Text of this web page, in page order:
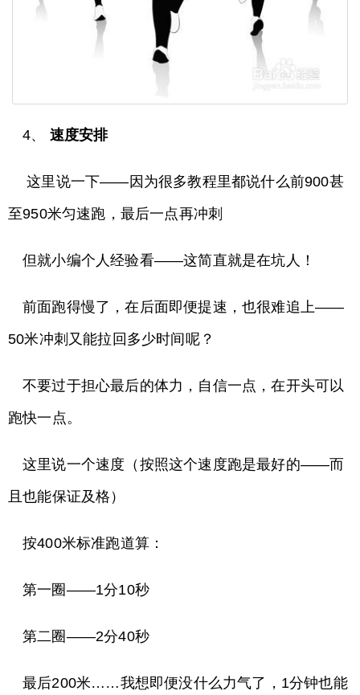
4、 速度安排
这里说一下——因为很多教程里都说什么前900甚
至950米匀速跑，最后一点再冲刺
但就小编个人经验看——这简直就是在坑人！
前面跑得慢了，在后面即便提速，也很难追上——
50米冲刺又能拉回多少时间呢？
不要过于担心最后的体力，自信一点，在开头可以
跑快一点。
这里说一个速度（按照这个速度跑是最好的——而
且也能保证及格）
按400米标准跑道算：
第一圈——1分10秒
第二圈——2分40秒
最后200米……我想即便没什么力气了，1分钟也能